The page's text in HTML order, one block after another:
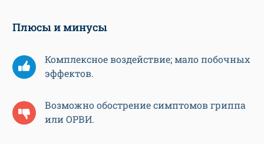
Плюсы и минусы
Комплексное воздействие; мало побочных
эффектов.
Возможно обострение симптомов гриппа
или ОРВИ.